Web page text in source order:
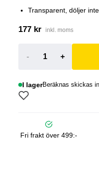
Transparent, döljer
177 kr inkl. moms
- +
I lagerBeräknas skickas
Fri frakt över 499:-